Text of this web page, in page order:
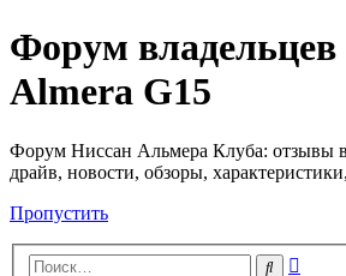
Форум владельцев
Almera G15
Форум Ниссан Альмера Клуба: отзывы
драйв, новости, обзоры,
Пропустить
Поиск